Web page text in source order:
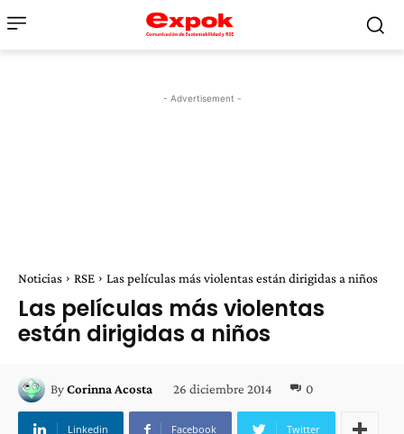
- Advertisement -
Noticias RSE Las películas más violentas están dirigidas a niños
Las películas más violentas
están dirigidas a niños
ByCorinna Acosta 26 diciembre 2014 0
Linkedin Facebook Twitter